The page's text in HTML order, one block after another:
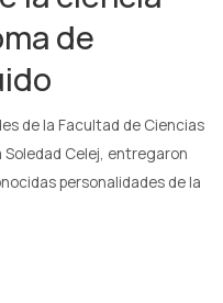
de
de la Facultad de Ciencias
Soledad Celej, entregaron
personalidades de la